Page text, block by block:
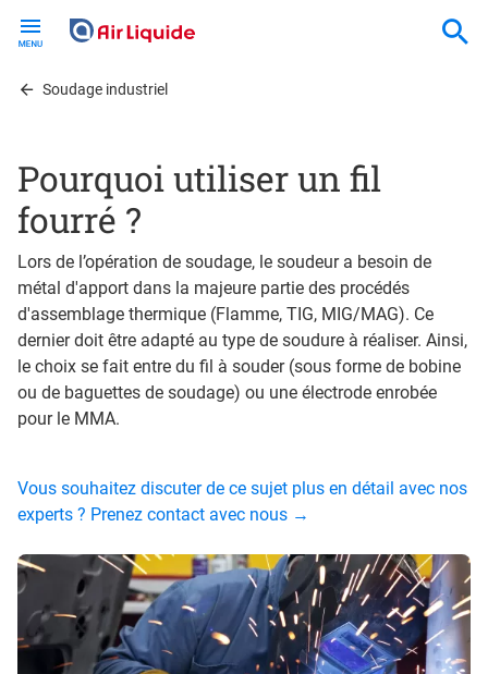
contentSoudage industriel
Pourquoi utiliser un fil
fourré ?
Lors de l’opération de soudage, le soudeur a besoin de
métal d'apport dans la majeure partie des procédés
d'assemblage thermique (Flamme, TIG, MIG/MAG). Ce
dernier doit être adapté au type de soudure à réaliser. Ainsi,
le choix se fait entre du fil à souder (sous forme de bobine
ou de baguettes de soudage) ou une électrode enrobée
pour le MMA.
Vous souhaitez discuter de ce sujet plus en détail avec nos
experts ? Prenez contact avec nous →